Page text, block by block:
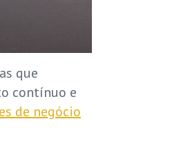
que
contínuo e
de negócio